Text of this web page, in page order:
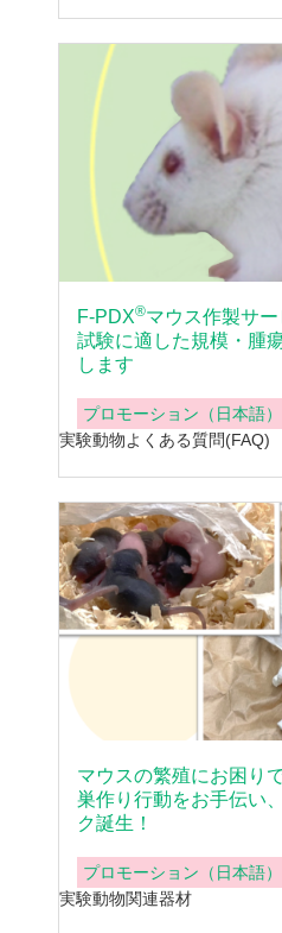
F-PDX®マウス作製サ
試験に適した規模・腫
します
プロモーション（日本語）
実験動物よくある質問(FAQ)
マウスの繁殖にお困り
巣作り行動をお手伝い
ク誕生！
プロモーション（日本語）
実験動物関連器材